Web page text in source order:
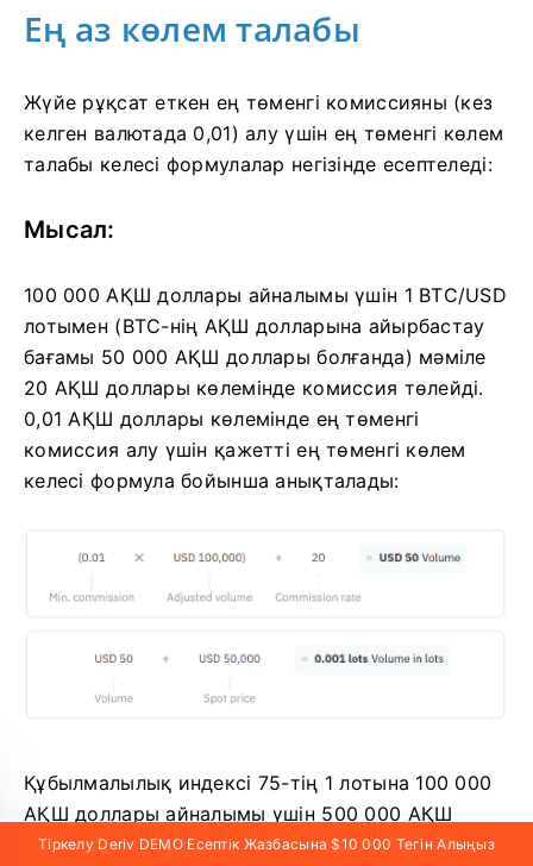
Ең аз көлем талабы
Жүйе рұқсат еткен ең төменгі комиссияны (кез
келген валютада 0,01) алу үшін ең төменгі көлем
талабы келесі формулалар негізінде есептеледі:
Мысал:
100 000 АҚШ доллары айналымы үшін 1 BTC/USD
лотымен (BTC-нің АҚШ долларына айырбастау
бағамы 50 000 АҚШ доллары болғанда) мәміле
20 АҚШ доллары көлемінде комиссия төлейді.
0,01 АҚШ доллары көлемінде ең төменгі
комиссия алу үшін қажетті ең төменгі көлем
келесі формула бойынша анықталады:
Құбылмалылық индексі 75-тің 1 лотына 100 000
АҚШ доллары айналымы үшін 500 000 АҚШ
доллары бағасымен мәміле жасау 5 АҚШ
Тіркелу Deriv DEMO Есептік Жазбасына $10 000 Тегін Алыңыз